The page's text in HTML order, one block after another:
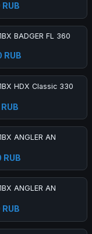
BADGER FL 360
RUB
HDX Classic 330
ANGLER AN
ANGLER AN